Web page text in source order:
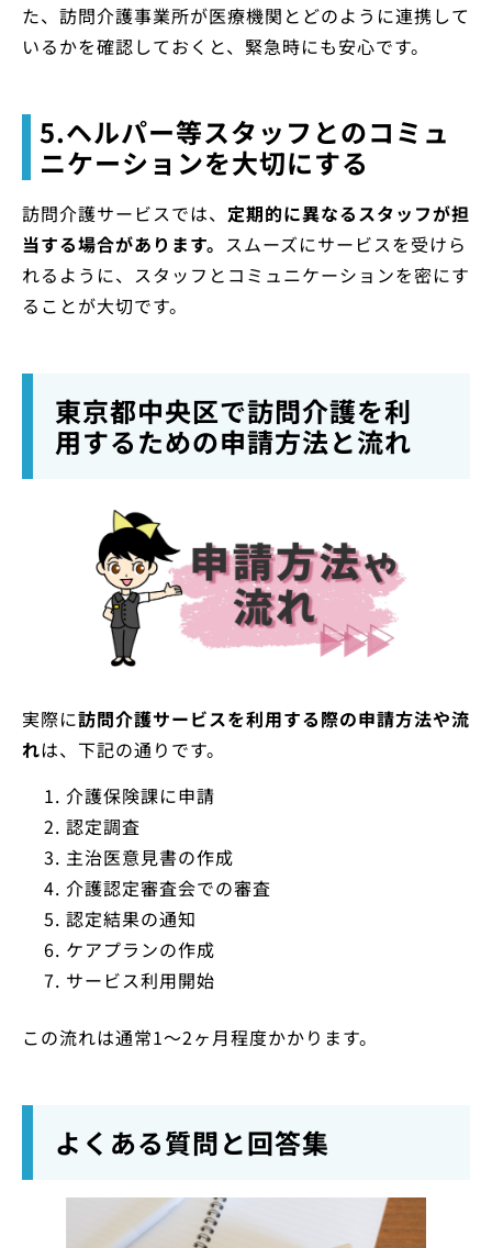
た、訪問介護事業所が医療機関とどのように連携して
いるかを確認しておくと、緊急時にも安心です。
5.ヘルパー等スタッフとのコミュ
ニケーションを大切にする
訪問介護サービスでは、 定期的に異なるスタッフが担
当する場合があります。 スムーズにサービスを受けら
れるように、スタッフとコミュニケーションを密にす
ることが大切です。
東京都中央区で訪問介護を利
用するための申請方法と流れ
実際に訪問介護サービスを利用する際の申請方法や流
れは、下記の通りです。
介護保険課に申請
認定調査
主治医意見書の作成
介護認定審査会での審査
認定結果の通知
ケアプランの作成
サービス利用開始
この流れは通常1〜2ヶ月程度かかります。
よくある質問と回答集